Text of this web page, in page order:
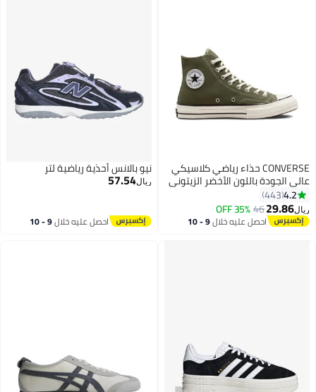
8
CONVERSE حذاء رياضي كلاسيكي
عالي الجودة باللون الأخضر الزيتوني
4.2
443
ريال29.86
46
35% OFF
احصل عليه خلال 9 - 10
نيو بالانس أحذية رياضية لتر
ريال57.54
احصل عليه خلال 9 - 10